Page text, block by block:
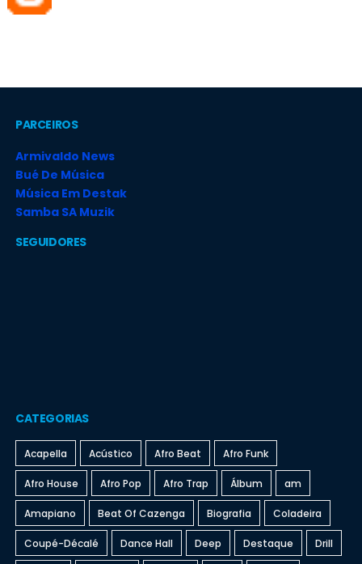
PARCEIROS
Armivaldo News
Bué De Música
Música Em Destak
Samba SA Muzik
SEGUIDORES
CATEGORIAS
Acapella Acústico Afro Beat Afro Funk
Afro House Afro Pop Afro Trap Álbum am
Amapiano Beat Of Cazenga Biografia Coladeira
Coupé-Décalé Dance Hall Deep Destaque Drill